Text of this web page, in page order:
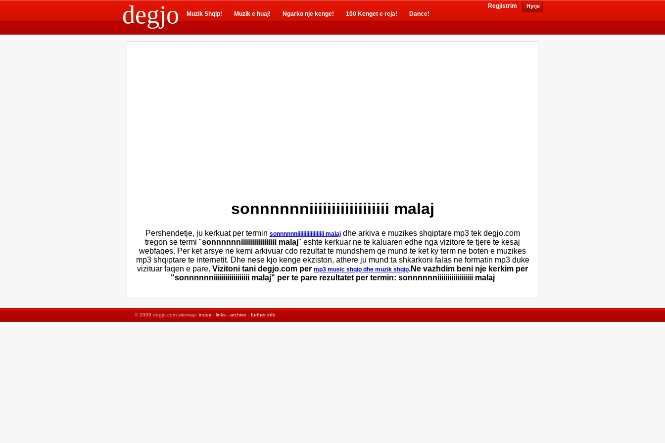
degjo Muzik Shqip! Muzik e huaj! Ngarko nje kenge! 100 Kenget e reja! Dance!
Hyrje
Regjistrim
sonnnnnniiiiiiiiiiiiiiiiii malaj
Pershendetje, ju kerkuat per termin sonnnnnniiiiiiiiiiiiiiiiii malajdhe arkiva e muzikes shqiptare mp3 tek degjo.com
tregon se termi "sonnnnnniiiiiiiiiiiiiiiiii malaj" eshte kerkuar ne te kaluaren edhe nga vizitore te tjere te kesaj
webfaqes. Per ket arsye ne kemi arkivuar cdo rezultat te mundshem qe mund te ket ky term ne boten e muzikes
mp3 shqiptare te internetit. Dhe nese kjo kenge ekziston, athere ju mund ta shkarkoni falas ne formatin mp3 duke
vizituar faqen e pare. Vizitoni tani degjo.com per mp3 music shqip dhe muzik shqip.Ne vazhdim beni nje kerkim per
"sonnnnnniiiiiiiiiiiiiiiiii malaj" per te pare rezultatet per termin: sonnnnnniiiiiiiiiiiiiiiiii malaj
© 2009 degjo.com sitemap: index - links - archive - further info